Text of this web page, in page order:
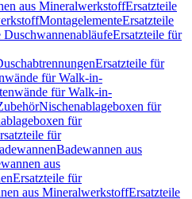
aus MineralwerkstoffErsatzteile
MontagelementeErsatzteile
DuschwannenabläufeErsatzteile für
Ersatzteile für
für Walk-in-
für Walk-in-
Nischenablageboxen für
für
für
Badewannen aus
aus
Ersatzteile für
aus MineralwerkstoffErsatzteile